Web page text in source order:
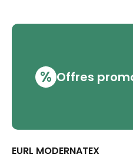
% Offres
EURL MODERNATEX